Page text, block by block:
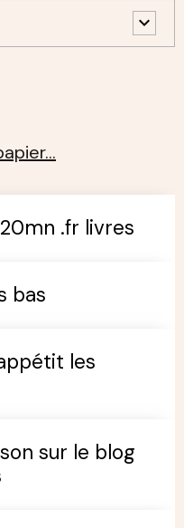
.fr livres
bas
les
sur le blog